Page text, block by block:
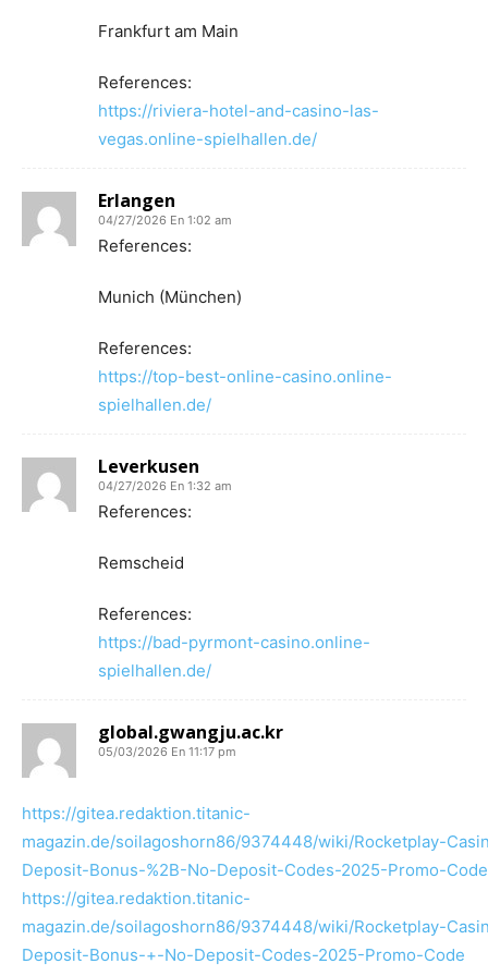
Frankfurt am Main
References:
https://riviera-hotel-and-casino-las-
vegas.online-spielhallen.de/
Erlangen
04/27/2026 En 1:02 am
References:
Munich (München)
References:
https://top-best-online-casino.online-
spielhallen.de/
Leverkusen
04/27/2026 En 1:32 am
References:
Remscheid
References:
https://bad-pyrmont-casino.online-
spielhallen.de/
global.gwangju.ac.kr
05/03/2026 En 11:17 pm
https://gitea.redaktion.titanic-
magazin.de/soilagoshorn86/9374448/wiki/Rocketplay-
Deposit-Bonus-%2B-No-Deposit-Codes-2025-Promo-Code
https://gitea.redaktion.titanic-
magazin.de/soilagoshorn86/9374448/wiki/Rocketplay-
Deposit-Bonus-+-No-Deposit-Codes-2025-Promo-Code